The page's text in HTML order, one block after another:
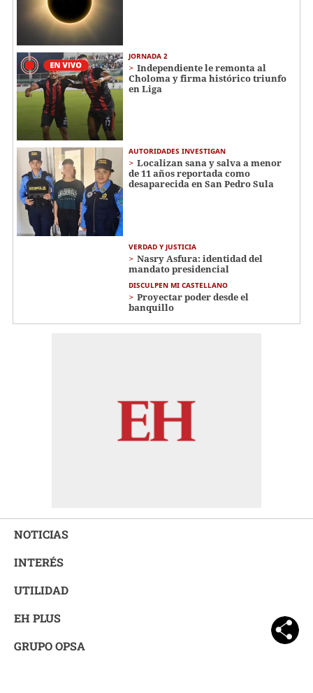
JORNADA 2
Independiente le remonta al
Choloma y firma histórico triunfo
en Liga
AUTORIDADES INVESTIGAN
Localizan sana y salva a menor
de 11 años reportada como
desaparecida en San Pedro Sula
VERDAD Y JUSTICIA
Nasry Asfura: identidad del
mandato presidencial
DISCULPEN MI CASTELLANO
Proyectar poder desde el
banquillo
NOTICIAS
INTERÉS
UTILIDAD
EH PLUS
GRUPO OPSA